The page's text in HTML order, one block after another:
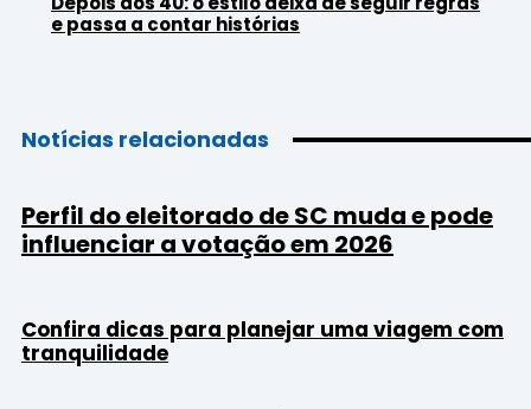
e passa a contar histórias
Notícias relacionadas
Perfil do eleitorado de SC muda e pode
influenciar a votação em 2026
Confira dicas para planejar uma viagem com
tranquilidade